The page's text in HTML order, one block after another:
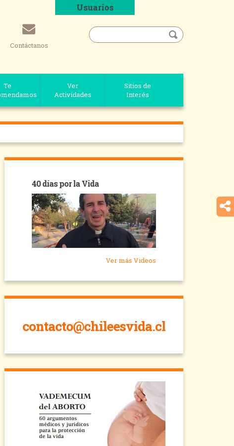
Contáctanos
Te
Ver
Actividades
Sitios de
Interés
40 días por la Vida
Ver más Videos
contacto@chileesvida.cl
Usuarios